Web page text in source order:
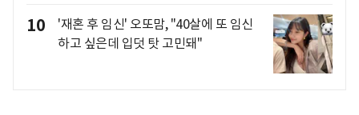
10
'재혼 후 임신' 오또맘, "40살에 또 임신
하고 싶은데 입덧 탓 고민돼"